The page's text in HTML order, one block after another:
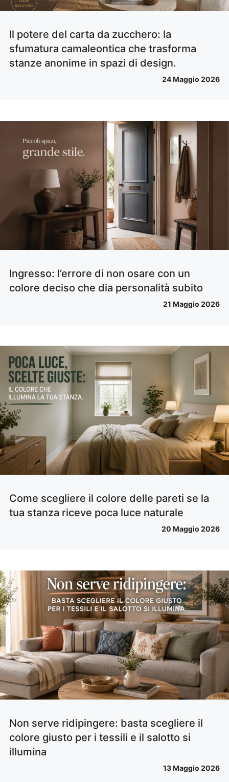
Il potere del carta da zucchero: la
sfumatura camaleontica che trasforma
stanze anonime in spazi di design.
24 Maggio 2026
Ingresso: l’errore di non osare con un
colore deciso che dia personalità subito
21 Maggio 2026
Come scegliere il colore delle pareti se la
tua stanza riceve poca luce naturale
20 Maggio 2026
Non serve ridipingere: basta scegliere il
colore giusto per i tessili e il salotto si
illumina
13 Maggio 2026